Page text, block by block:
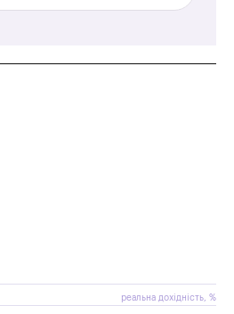
реальна дохідність, %